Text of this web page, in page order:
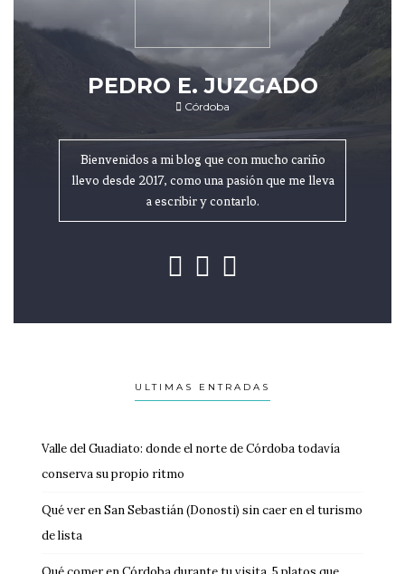
PEDRO E. JUZGADO
Córdoba
Bienvenidos a mi blog que con mucho cariño
llevo desde 2017, como una pasión que me lleva
a escribir y contarlo.
ULTIMAS ENTRADAS
Valle del Guadiato: donde el norte de Córdoba todavía
conserva su propio ritmo
Qué ver en San Sebastián (Donosti) sin caer en el turismo
de lista